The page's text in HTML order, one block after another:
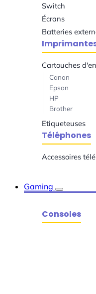
Switch
Écrans
Batteries
Cartouches
Canon
Epson
HP
Brother
Etiqueteuses
Téléphones
Accessoires
Gaming
Consoles